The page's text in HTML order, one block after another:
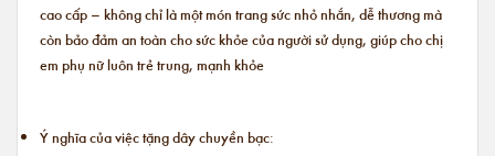
cao cấp – không chỉ là một món trang sức nhỏ nhắn, dễ thương mà
còn bảo đảm an toàn cho sức khỏe của người sử dụng, giúp cho chị
em phụ nữ luôn trẻ trung, mạnh khỏe
Ý nghĩa của việc tặng dây chuyền bạc: